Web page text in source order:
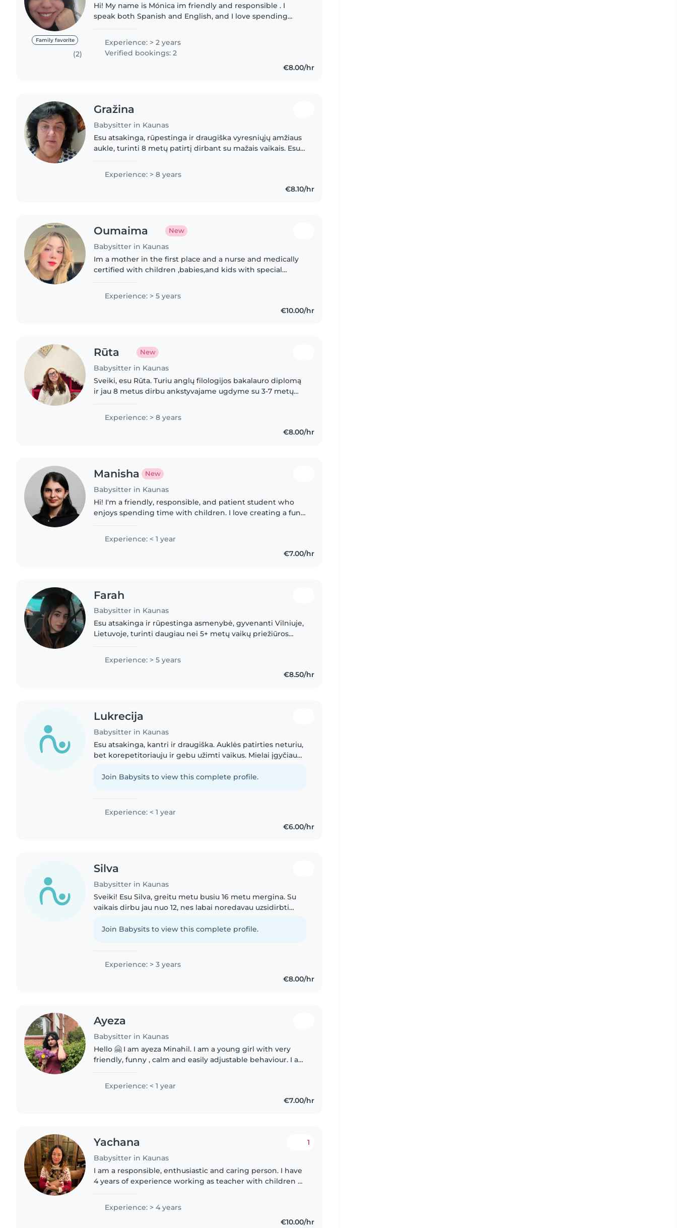
Family favorite
(2)
Hi! My name is Mónica im friendly and responsible . I
speak both Spanish and English, and I love spending
and crafts, painting,..
Experience: > 2 years
Verified bookings: 2
€8.00/hr
Gražina
Babysitter in Kaunas
Esu atsakinga, rūpestinga ir draugiška vyresniųjų amžiaus
aukle, turinti 8 metų patirtį dirbant su mažais vaikais. Esu
prižiūrėti..
Experience: > 8 years
€8.10/hr
Oumaima New
Babysitter in Kaunas
Im a mother in the first place and a nurse and medically
certified with children ,babies,and kids with special
Experience: > 5 years
€10.00/hr
Rūta New
Babysitter in Kaunas
Sveiki, esu Rūta. Turiu anglų filologijos bakalauro diplomą
ir jau 8 metus dirbu ankstyvajame ugdyme su 3-7 metų
turi suteikti..
Experience: > 8 years
€8.00/hr
Manisha New
Babysitter in Kaunas
Hi! I'm a friendly, responsible, and patient student who
enjoys spending time with children. I love creating a fun
Experience: < 1 year
€7.00/hr
Farah
Babysitter in Kaunas
Esu atsakinga ir rūpestinga asmenybė, gyvenanti Vilniuje,
Lietuvoje, turinti daugiau nei 5+ metų vaikų priežiūros
Experience: > 5 years
€8.50/hr
Lukrecija
Babysitter in Kaunas
Esu atsakinga, kantri ir draugiška. Auklės patirties neturiu,
bet korepetitoriauju ir gebu užimti vaikus. Mielai įgyčiau
vaikus..
Join Babysits to view this complete profile.
Experience: < 1 year
€6.00/hr
Silva
Babysitter in Kaunas
Sveiki! Esu Silva, greitu metu busiu 16 metu mergina. Su
vaikais dirbu jau nuo 12, nes labai noredavau uzsidirbti
patirties...
Join Babysits to view this complete profile.
Experience: > 3 years
€8.00/hr
Ayeza
Babysitter in Kaunas
Hello 🤗 I am ayeza Minahil. I am a young girl with very
friendly, funny , calm and easily adjustable behaviour. I am
Experience: < 1 year
€7.00/hr
Yachana
Babysitter in Kaunas
1
I am a responsible, enthusiastic and caring person. I have
4 years of experience working as teacher with children of
Experience: > 4 years
€10.00/hr